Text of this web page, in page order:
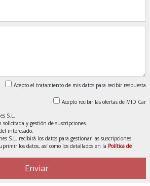
Acepto el tratamiento de mis datos para recibir respuesta
Acepto recibir las ofertas de MID Car
S.L.
y gestión de suscripciones.
interesado.
S.L. recibirá los datos para gestionar las suscripciones.
los datos, así como los detallados en la Política de
Enviar